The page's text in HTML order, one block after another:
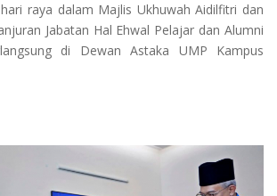
raya dalam Majlis Ukhuwah Aidilfitri dan
Jabatan Hal Ehwal Pelajar dan Alumni
di Dewan Astaka UMP Kampus